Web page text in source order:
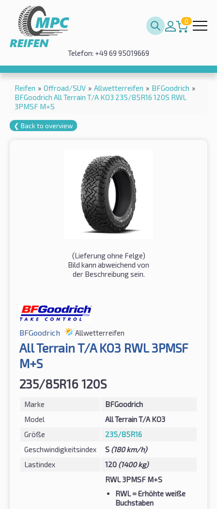
0
Telefon: +49 69 95019669
Reifen » Offroad/SUV » Allwetterreifen » BFGoodrich »
BFGoodrich All Terrain T/A KO3 235/85R16 120S RWL
3PMSF M+S
❮ Back to overview
(Lieferung ohne Felge)
Bild kann abweichend von
der Beschreibung sein.
BFGoodrich Allwetterreifen
All Terrain T/A KO3 RWL 3PMSF
M+S
235/85R16 120S
Marke
BFGoodrich
Model
All Terrain T/A KO3
Größe
235/85R16
Geschwindigkeitsindex
S (180 km/h)
Lastindex
120 (1400 kg)
RWL 3PMSF M+S
RWL= Erhöhte weiße
Buchstaben